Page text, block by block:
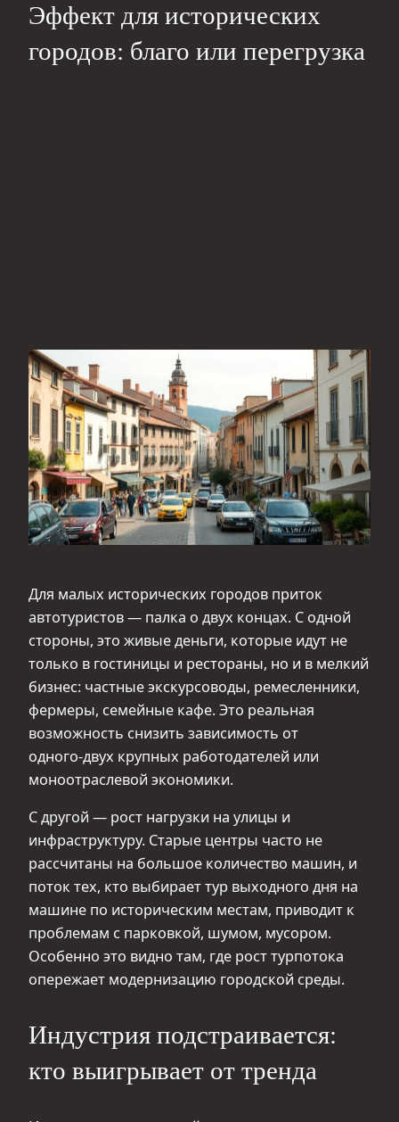
Эффект для исторических
городов: благо или перегрузка
Для малых исторических городов приток
автотуристов — палка о двух концах. С одной
стороны, это живые деньги, которые идут не
только в гостиницы и рестораны, но и в мелкий
бизнес: частные экскурсоводы, ремесленники,
фермеры, семейные кафе. Это реальная
возможность снизить зависимость от
одного‑двух крупных работодателей или
моноотраслевой экономики.
С другой — рост нагрузки на улицы и
инфраструктуру. Старые центры часто не
рассчитаны на большое количество машин, и
поток тех, кто выбирает тур выходного дня на
машине по историческим местам, приводит к
проблемам с парковкой, шумом, мусором.
Особенно это видно там, где рост турпотока
опережает модернизацию городской среды.
Индустрия подстраивается:
кто выигрывает от тренда